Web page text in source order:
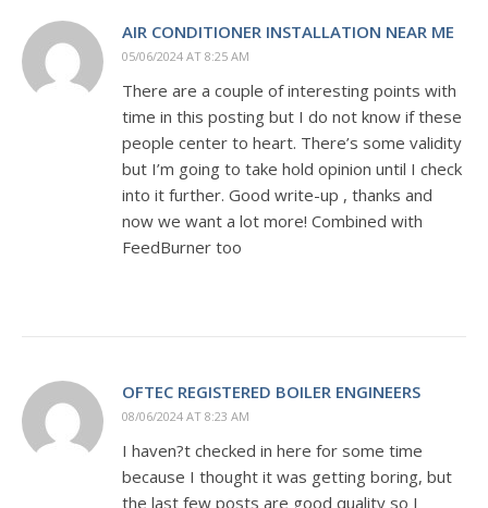
AIR CONDITIONER INSTALLATION NEAR ME
05/06/2024 AT 8:25 AM
There are a couple of interesting points with
time in this posting but I do not know if these
people center to heart. There’s some validity
but I’m going to take hold opinion until I check
into it further. Good write-up , thanks and
now we want a lot more! Combined with
FeedBurner too
OFTEC REGISTERED BOILER ENGINEERS
08/06/2024 AT 8:23 AM
I haven?t checked in here for some time
because I thought it was getting boring, but
the last few posts are good quality so I